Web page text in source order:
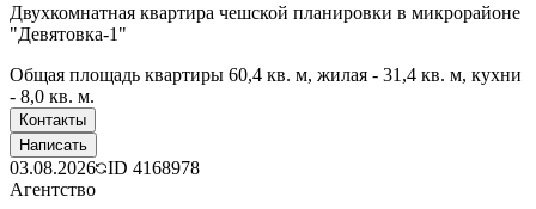
Двухкомнатная квартира чешской планировки в микрорайоне
"Девятовка-1"
Общая площадь квартиры 60,4 кв. м, жилая - 31,4 кв. м, кухни
- 8,0 кв. м.
Контакты
Написать
03.08.2026 ID 4168978
Агентство